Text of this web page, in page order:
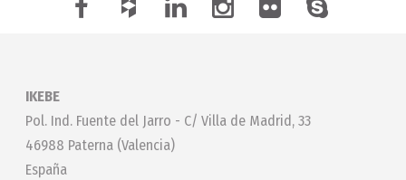
IKEBE
Pol. Ind. Fuente del Jarro - C/ Villa de Madrid, 33
46988 Paterna (Valencia)
España